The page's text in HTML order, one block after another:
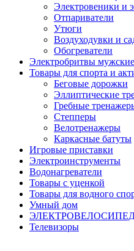
Электровеники и
Отпариватели
Утюги
Воздуходувки и
Обогреватели
Электробритвы мужские
Товары для спорта и
Беговые дорожки
Эллиптические
Гребные
Степперы
Велотренажеры
Каркасные батуты
Игровые приставки
Электроинструменты
Водонагреватели
Товары с уценкой
Товары для водного
Умный дом
Телевизоры